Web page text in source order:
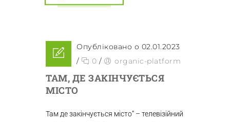
Опубліковано о 02.01.2023
/
0 / organic-platform
ТАМ, ДЕ ЗАКІНЧУЄТЬСЯ
МІСТО
Там де закінчується місто” – телевізійний